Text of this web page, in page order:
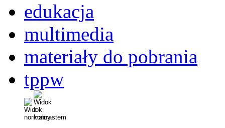
edukacja
multimedia
materiały do pobrania
tppw